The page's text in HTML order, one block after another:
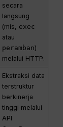
secara
langsung
(mis, exec
atau
peramban)
melalui HTTP.
Ekstraksi data
terstruktur
berkinerja
tinggi melalui
API